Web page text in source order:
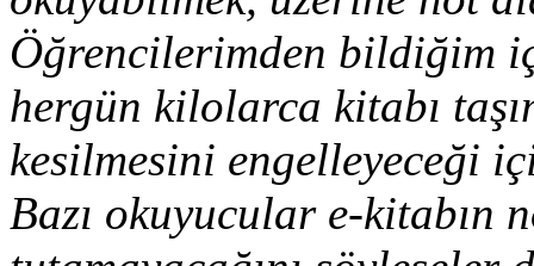
Öğrencilerimden bildiğim
hergün kilolarca kitabı
kesilmesini engelleyeceği
Bazı okuyucular e-kitabın